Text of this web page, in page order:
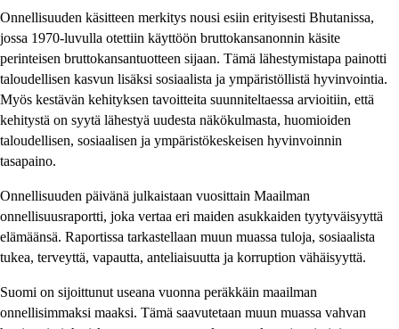
Onnellisuuden käsitteen merkitys nousi esiin erityisesti Bhutanissa,
jossa 1970-luvulla otettiin käyttöön bruttokansanonnin käsite
perinteisen bruttokansantuotteen sijaan. Tämä lähestymistapa painotti
taloudellisen kasvun lisäksi sosiaalista ja ympäristöllistä hyvinvointia.
Myös kestävän kehityksen tavoitteita suunniteltaessa arvioitiin, että
kehitystä on syytä lähestyä uudesta näkökulmasta, huomioiden
taloudellisen, sosiaalisen ja ympäristökeskeisen hyvinvoinnin
tasapaino.
Onnellisuuden päivänä julkaistaan vuosittain Maailman
onnellisuusraportti, joka vertaa eri maiden asukkaiden tyytyväisyyttä
elämäänsä. Raportissa tarkastellaan muun muassa tuloja, sosiaalista
tukea, terveyttä, vapautta, anteliaisuutta ja korruption vähäisyyttä.
Suomi on sijoittunut useana vuonna peräkkäin maailman
onnellisimmaksi maaksi. Tämä saavutetaan muun muassa vahvan